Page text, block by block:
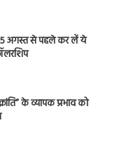
15 अगस्त से पहले कर लें ये
के व्यापक प्रभाव को